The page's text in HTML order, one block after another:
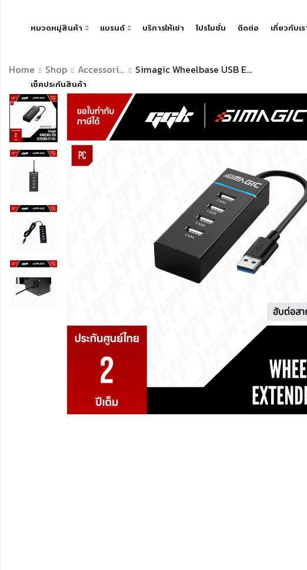
หมวดหมู่สินค้า แบรนด์ บริการให้เช่า โปรโมชั่น ติดต่อ เกี่ยวกับเร
เช็คประกันสินค้า
Home Shop Accessories Of Simulation Racing Simagic Wheelbase USB Extender P-E114 – ขยายพอร์ต USB สำหรับ Simagic Wheelbase